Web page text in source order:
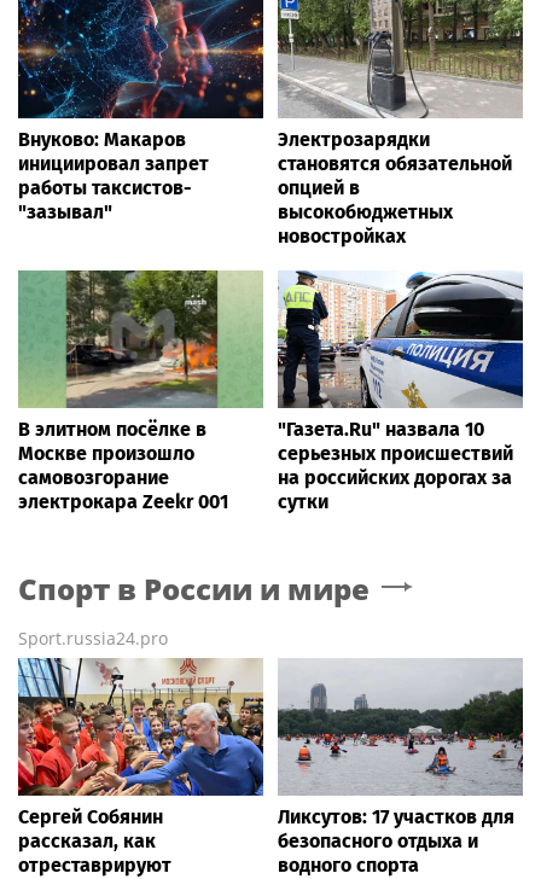
Внуково: Макаров
инициировал запрет
работы таксистов-
"зазывал"
Электрозарядки
становятся обязательной
опцией в
высокобюджетных
новостройках
В элитном посёлке в
Москве произошло
самовозгорание
электрокара Zeekr 001
"Газета.Ru" назвала 10
серьезных происшествий
на российских дорогах за
сутки
Спорт в России и мире
Sport.russia24.pro
Сергей Собянин
рассказал, как
отреставрируют
Ликсутов: 17 участков для
безопасного отдыха и
водного спорта